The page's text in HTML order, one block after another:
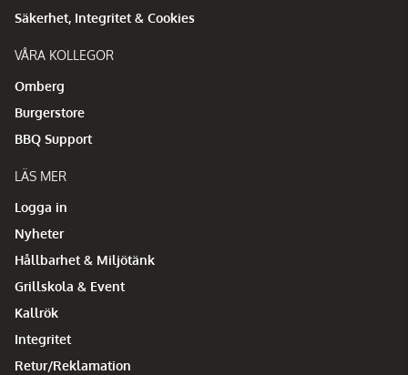
Säkerhet, Integritet & Cookies
VÅRA KOLLEGOR
Omberg
Burgerstore
BBQ Support
LÄS MER
Logga in
Nyheter
Hållbarhet & Miljötänk
Grillskola & Event
Kallrök
Integritet
Retur/Reklamation